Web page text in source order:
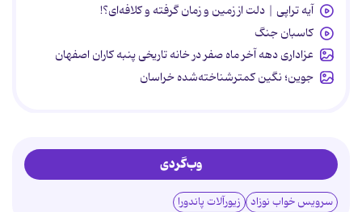
آیه تراپی | دلت از زمین و زمان گرفته و کلافه‌ای؟!
کاسبان جنگ
عزاداری دهه آخر ماه صفر در خانه تاریخی پنبه کاران اصفهان
جوین؛ نگین کمترشناخته‌شده خراسان
وب‌گردی
سرویس خواب نوزاد زیورآلات پاندورا